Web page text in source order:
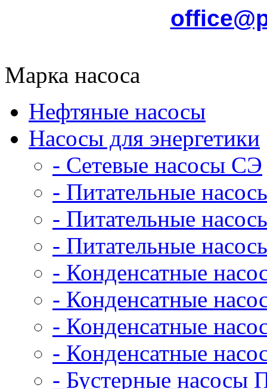
Марка насоса
Нефтяные насосы
Насосы для энергетики
- Сетевые насосы СЭ
- Питательные
- Питательные
- Питательные
- Конденсатные
- Конденсатные
- Конденсатные
- Конденсатные
- Бустерные насосы